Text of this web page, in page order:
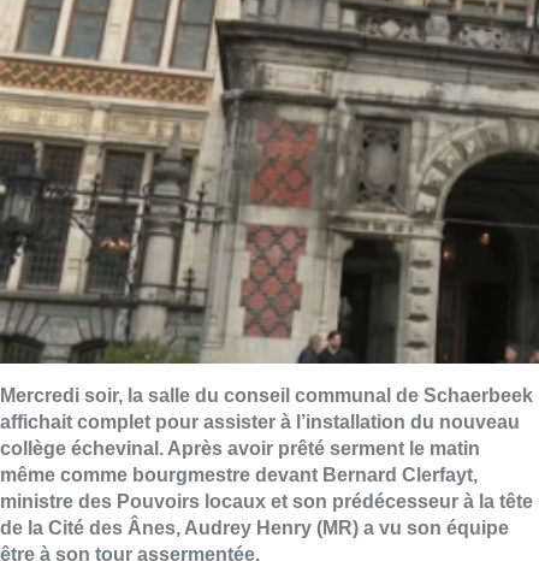
Mercredi soir, la salle du conseil communal de Schaerbeek
affichait complet pour assister à l’installation du nouveau
collège échevinal. Après avoir prêté serment le matin
même comme bourgmestre devant Bernard Clerfayt,
ministre des Pouvoirs locaux et son prédécesseur à la tête
de la Cité des Ânes, Audrey Henry (MR) a vu son équipe
être à son tour assermentée.